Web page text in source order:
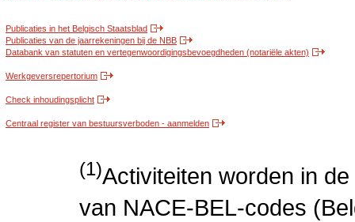
Publicaties in het Belgisch Staatsblad
Publicaties van de jaarrekeningen bij de NBB
Databank van statuten en vertegenwoordigingsbevoegdheden (notariële akten)
Werkgeversrepertorium
Check inhoudingsplicht
Centraal register van bestuursverboden - aanmelden
(1)Activiteiten worden in
van NACE-BEL-codes